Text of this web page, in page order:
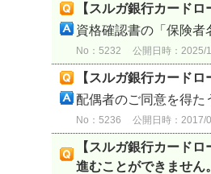
【スルガ銀行カード
資格確認書の「保険者
No：5232 公開日時：2025/
【スルガ銀行カード
配偶者のご同意を得た
No：5236 公開日時：2017/
【スルガ銀行カード
進むことができません。